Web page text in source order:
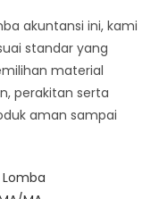
akuntansi ini, kami
standar yang
material
perakitan serta
aman sampai